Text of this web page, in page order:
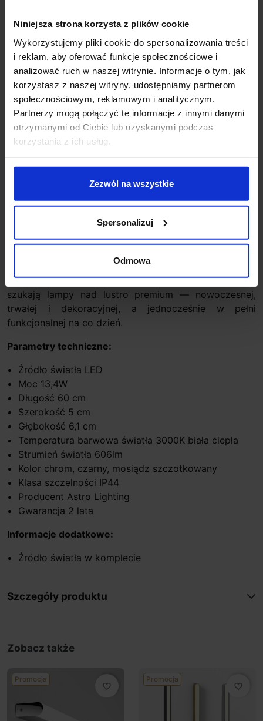
Niniejsza strona korzysta z plików cookie
Wykorzystujemy pliki cookie do spersonalizowania treści
i reklam, aby oferować funkcje społecznościowe i
analizować ruch w naszej witrynie. Informacje o tym, jak
korzystasz z naszej witryny, udostępniamy partnerom
społecznościowym, reklamowym i analitycznym.
Partnerzy mogą połączyć te informacje z innymi danymi
otrzymanymi od Ciebie lub uzyskanymi podczas
korzystania z ich usług.
Zezwól na wszystkie
Spersonalizuj
Odmowa
poziomie, zarówno nad lustrem, jak i po jego bokach,
spójne, dopracowane układy świetlne w łazience. To
doskonały wybór do wnętrz prywatnych,
apartamentów oraz eleganckich realizacji hotelowych,
wszędzie tam, gdzie liczy się nowoczesne oświetlenie
łazienkowe o wyrafinowanym charakterze.
Zintegrowane źródło LED 13,4W emituje przyjemne
światło o barwie 3000K, zapewniając równomierne i
codziennych czynności pielęgnacyjnych. Wysoki
współczynnik CRI 90 dba o naturalne odwzorowanie
kolorów, a możliwość ściemniania pozwala dopasować
Klasa szczelnościIP44sprawia, że kinkiet może być
pomieszczeniach o podwyższonej wilgotności.
Atticus 600 3000Kto propozycja dla osób, które
szukają lampy nad lustro premium — nowoczesnej,
trwałej i dekoracyjnej, a jednocześnie w pełni
funkcjonalnej na co dzień.
Parametry techniczne:
Źródło światła LED
Moc 13,4W
Długość 60 cm
Szerokość 5 cm
Głębokość 6,1 cm
Temperatura barwowa światła 3000K biała ciepła
Strumień światła 606lm
Kolor chrom, czarny, mosiądz szczotkowany
Klasa szczelności IP44
Producent Astro Lighting
Gwarancja 2 lata
Informacje dodatkowe:
Źródło światła w komplecie
Szczegóły produktu
Zobacz także
Promocja
favorite_border
Promocja
favorite_border